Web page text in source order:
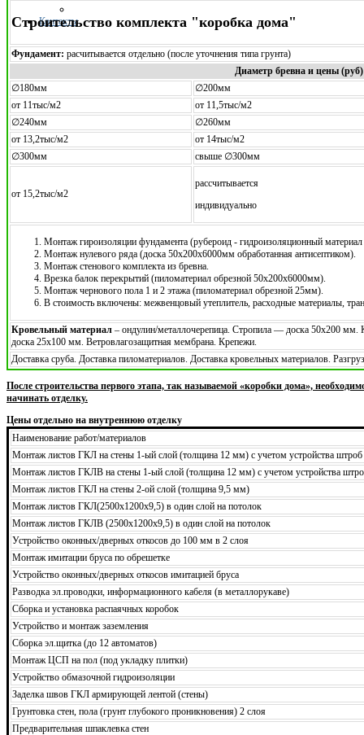
Контакты
Строительство комплекта "коробка дома"
Фундамент: расчитывается отдельно (после уточнения типа грунта)
Диаметр бревна и цены (руб)
∅180мм
∅200мм
от 11тыс/м2
от 11,5тыс/м2
∅240мм
∅260мм
от 13,2тыс/м2
от 14тыс/м2
∅300мм
свыше ∅300мм
от 15,2тыс/м2
рассчитывается
индивидуально
Монтаж гироизоляции фундамента (рубероид - гидроизоляционный
Монтаж нулевого ряда (доска 50х200х6000мм обработанная антисептиком).
Монтаж стенового комплекта из бревна.
Врезка балок перекрытий (пиломатериал обрезной 50х200х6000мм).
Монтаж чернового пола 1 и 2 этажа (пиломатериал обрезной 25мм).
В стоимость включены: межвенцовый утеплитель, расходные материалы,
Кровельный материал – ондулин/металлочерепица. Стропила — доска 50х200
доска 25х100 мм. Ветровлагозащитная мембрана. Крепежи.
Доставка сруба. Доставка пиломатериалов. Доставка кровельных материалов.
После строительства первого этапа, так называемой «коробки дома»,
начинать отделку.
Цены отдельно на внутреннюю отделку
Наименование работ/материалов
Монтаж листов ГКЛ на стены 1-ый слой (толщина 12 мм) с учетом устройства штроб
Монтаж листов ГКЛВ на стены 1-ый слой (толщина 12 мм) с учетом устройства
Монтаж листов ГКЛ на стены 2-ой слой (толщина 9,5 мм)
Монтаж листов ГКЛ(2500х1200х9,5) в один слой на потолок
Монтаж листов ГКЛВ (2500х1200х9,5) в один слой на потолок
Устройство оконных/дверных откосов до 100 мм в 2 слоя
Монтаж имитации бруса по обрешетке
Устройство оконных/дверных откосов имитацией бруса
Разводка эл.проводки, информационного кабеля (в металлорукаве)
Сборка и установка распаячных коробок
Устройство и монтаж заземления
Сборка эл.щитка (до 12 автоматов)
Монтаж ЦСП на пол (под укладку плитки)
Устройство обмазочной гидроизоляции
Заделка швов ГКЛ армирующей лентой (стены)
Грунтовка стен, пола (грунт глубокого проникновения) 2 слоя
Предварительная шпаклевка стен